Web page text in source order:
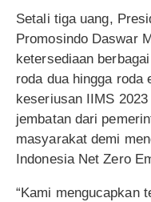
Setali tiga uang,
Promosindo Daswar
ketersediaan
roda dua hingga roda
keseriusan IIMS
jembatan dari
masyarakat demi
Indonesia Net Zero
“Kami mengucapkan